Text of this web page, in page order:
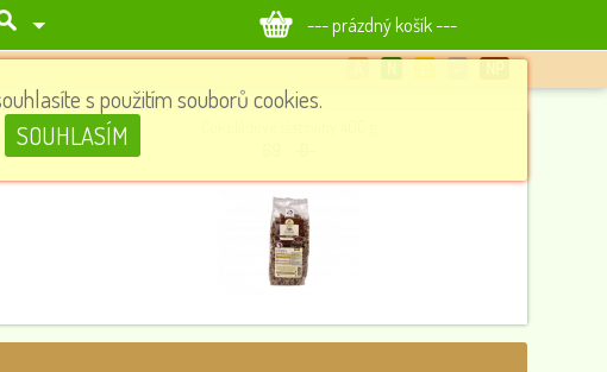
--- prázdný košík ---
s použitím souborů cookies.
SOUHLASÍM